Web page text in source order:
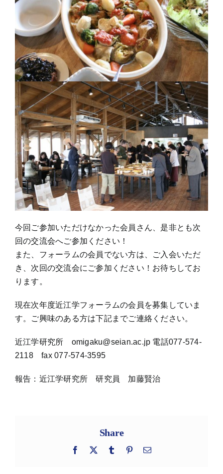
今回ご参加いただけなかった会員さん、是非とも次
回の交流会へご参加ください！
また、フォーラムの会員でない方は、ご入会いただ
き、次回の交流会にご参加ください！お待ちしてお
ります。
現在次年度近江学フォーラムの会員を募集していま
す。ご興味のある方は下記までご連絡ください。
近江学研究所 omigaku@seian.ac.jp 電話077-574-
2118 fax 077-574-3595
報告：近江学研究所 研究員 加藤賢治
Share
Facebook
X Tumblr Pinterest
電